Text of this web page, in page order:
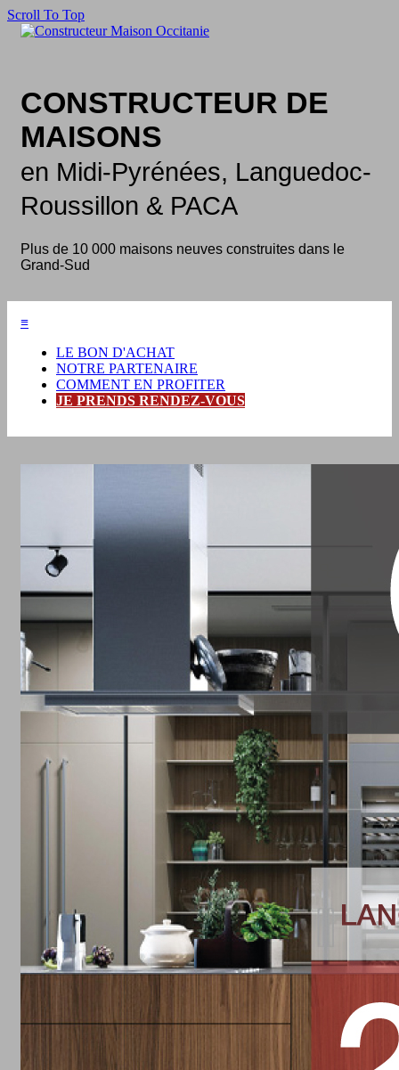
Scroll To Top
CONSTRUCTEUR DE
MAISONS
en Midi-Pyrénées, Languedoc-
Roussillon & PACA
Plus de 10 000 maisons neuves construites dans le
Grand-Sud
≡
LE BON D'ACHAT
NOTRE PARTENAIRE
COMMENT EN PROFITER
JE PRENDS RENDEZ-VOUS